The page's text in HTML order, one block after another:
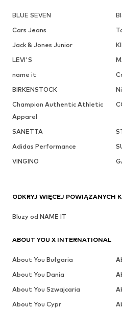
BLUE SEVEN
Cars Jeans
Jack & Jones Junior
LEVI'S
name it
BIRKENSTOCK
Champion Authentic Athletic
Apparel
SANETTA
Adidas Performance
VINGINO
ODKRYJ WIĘCEJ POWIĄZANYCH
Bluzy od NAME IT
ABOUT YOU X INTERNATIONAL
About You Bułgaria
About You Dania
About You Szwajcaria
About You Cypr